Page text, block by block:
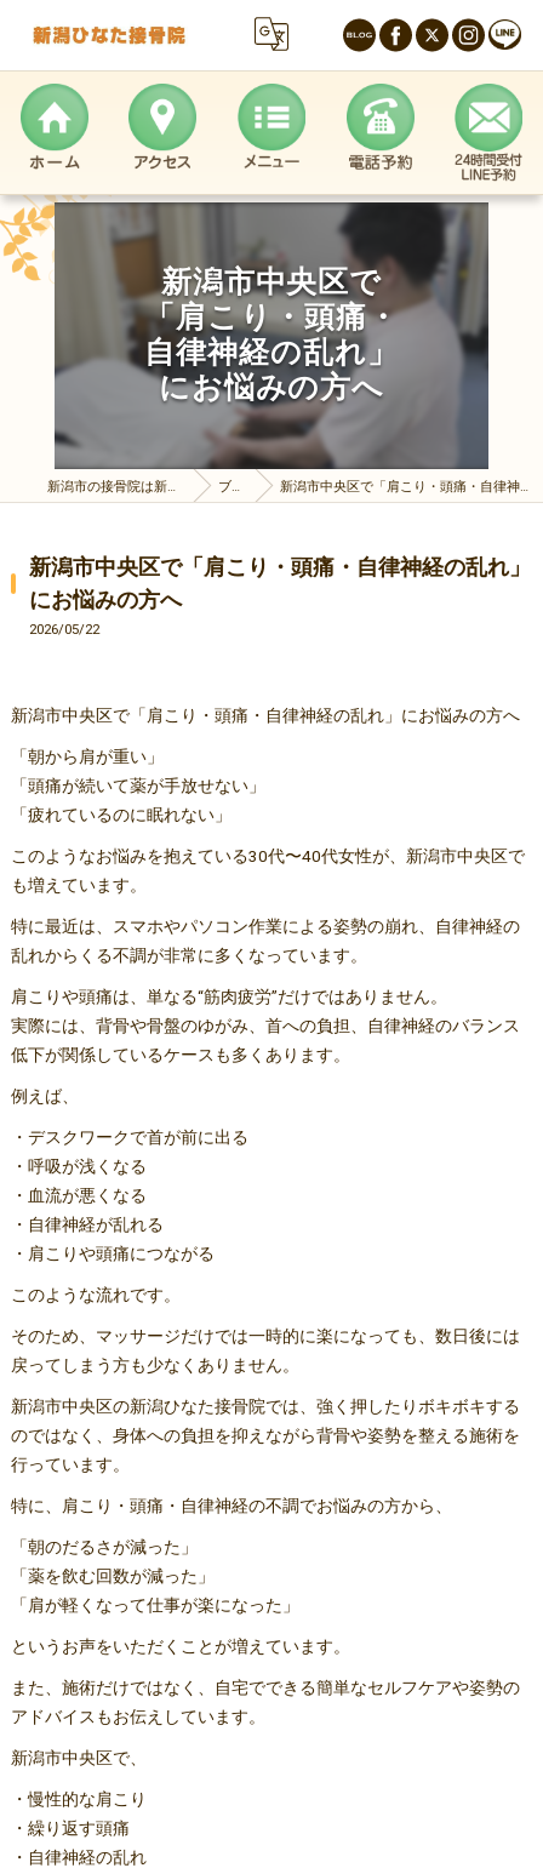
新潟市中央区で
「肩こり・頭痛・
自律神経の乱れ」
にお悩みの方へ
新潟市の接骨院は新潟ひなた接骨院 ブログ 新潟市中央区で「肩こり・頭痛・自律神経の乱れ」にお悩みの方へ
新潟市中央区で「肩こり・頭痛・自律神経の乱れ」
にお悩みの方へ
2026/05/22
新潟市中央区で「肩こり・頭痛・自律神経の乱れ」にお悩みの方へ
「朝から肩が重い」
「頭痛が続いて薬が手放せない」
「疲れているのに眠れない」
このようなお悩みを抱えている30代〜40代女性が、新潟市中央区で
も増えています。
特に最近は、スマホやパソコン作業による姿勢の崩れ、自律神経の
乱れからくる不調が非常に多くなっています。
肩こりや頭痛は、単なる“筋肉疲労”だけではありません。
実際には、背骨や骨盤のゆがみ、首への負担、自律神経のバランス
低下が関係しているケースも多くあります。
例えば、
・デスクワークで首が前に出る
・呼吸が浅くなる
・血流が悪くなる
・自律神経が乱れる
・肩こりや頭痛につながる
このような流れです。
そのため、マッサージだけでは一時的に楽になっても、数日後には
戻ってしまう方も少なくありません。
新潟市中央区の新潟ひなた接骨院では、強く押したりボキボキする
のではなく、身体への負担を抑えながら背骨や姿勢を整える施術を
行っています。
特に、肩こり・頭痛・自律神経の不調でお悩みの方から、
「朝のだるさが減った」
「薬を飲む回数が減った」
「肩が軽くなって仕事が楽になった」
というお声をいただくことが増えています。
また、施術だけではなく、自宅でできる簡単なセルフケアや姿勢の
アドバイスもお伝えしています。
新潟市中央区で、
・慢性的な肩こり
・繰り返す頭痛
・自律神経の乱れ